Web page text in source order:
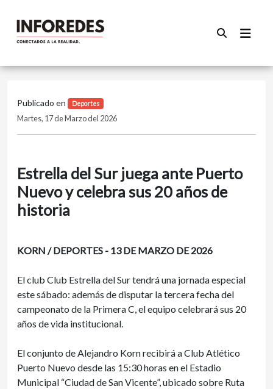
Publicado en Deportes
Martes, 17 de Marzo del 2026
Estrella del Sur juega ante Puerto
Nuevo y celebra sus 20 años de
historia
KORN / DEPORTES - 13 DE MARZO DE 2026
El club Club Estrella del Sur tendrá una jornada especial
este sábado: además de disputar la tercera fecha del
campeonato de la Primera C, el equipo celebrará sus 20
años de vida institucional.
El conjunto de Alejandro Korn recibirá a Club Atlético
Puerto Nuevo desde las 15:30 horas en el Estadio
Municipal “Ciudad de San Vicente”, ubicado sobre Ruta